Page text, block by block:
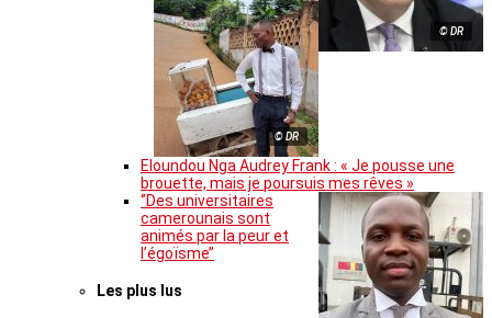
© DR
© DR
Eloundou Nga Audrey Frank : « Je pousse une
brouette, mais je poursuis mes rêves »
‘’Des universitaires
camerounais sont
animés par la peur et
l’égoïsme’’
Les plus lus